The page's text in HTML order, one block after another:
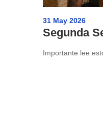
31 May 2026
Segunda
Importante lee